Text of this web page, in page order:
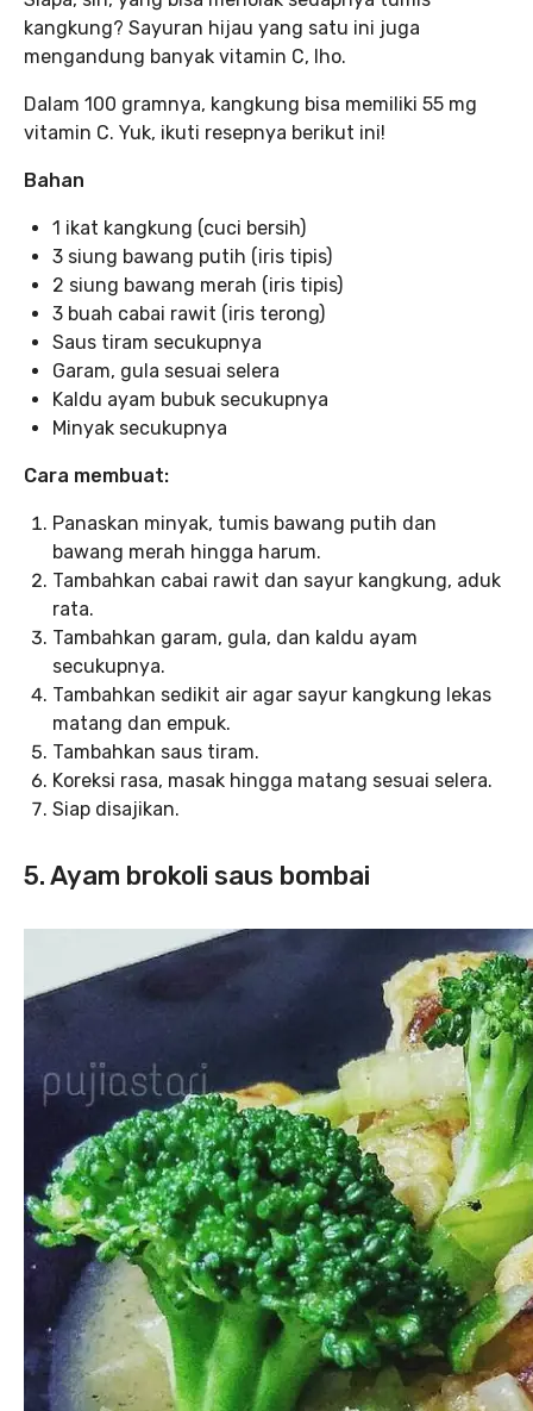
kangkung? Sayuran hijau yang satu ini juga
mengandung banyak vitamin C, lho.
Dalam 100 gramnya, kangkung bisa memiliki 55 mg
vitamin C. Yuk, ikuti resepnya berikut ini!
Bahan
1 ikat kangkung (cuci bersih)
3 siung bawang putih (iris tipis)
2 siung bawang merah (iris tipis)
3 buah cabai rawit (iris terong)
Saus tiram secukupnya
Garam, gula sesuai selera
Kaldu ayam bubuk secukupnya
Minyak secukupnya
Cara membuat:
Panaskan minyak, tumis bawang putih dan
bawang merah hingga harum.
Tambahkan cabai rawit dan sayur kangkung, aduk
rata.
Tambahkan garam, gula, dan kaldu ayam
secukupnya.
Tambahkan sedikit air agar sayur kangkung lekas
matang dan empuk.
Tambahkan saus tiram.
Koreksi rasa, masak hingga matang sesuai selera.
Siap disajikan.
5. Ayam brokoli saus bombai